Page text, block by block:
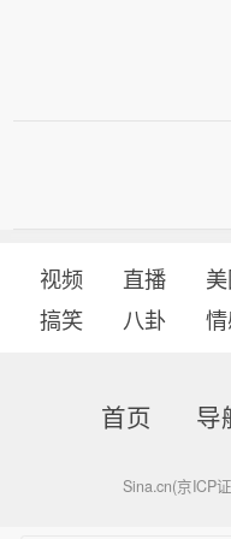
视频 直播
搞笑
八卦
首页 导
Sina.cn(京ICP